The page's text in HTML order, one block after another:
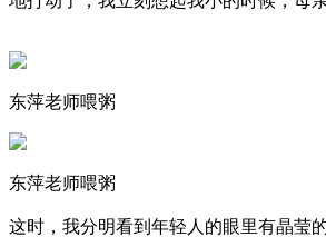
东萍老师喂粥
东萍老师喂粥
这时，我分明看到年轻人的眼里有晶